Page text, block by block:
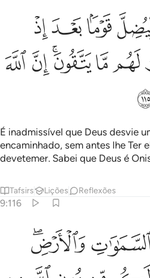
حتى يبين لهم ما يتقون ان الله
حَتَّىٰ يُبَيِّنَ لَهُم مَّا يَتَّقُونَ ۚ إِنَّ ٱللَّهَ
ﲄﲅﲆ
ﲊﲋﲌﲍﲎﲏ
É inadmissível que Deus desvie
encaminhado, sem antes lhe Ter
devetemer. Sabei que Deus é
Tafsirs Lições Reflexões
9:116
يحيي ويميت وما لكم من دون الله من
يُحْىِۦ وَيُمِيتُ ۚ وَمَا لَكُم مِّن
ﲙﲚ